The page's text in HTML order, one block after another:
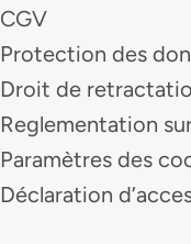
CGV
Protection des
Droit de
Reglementation
Paramètres des
Déclaration